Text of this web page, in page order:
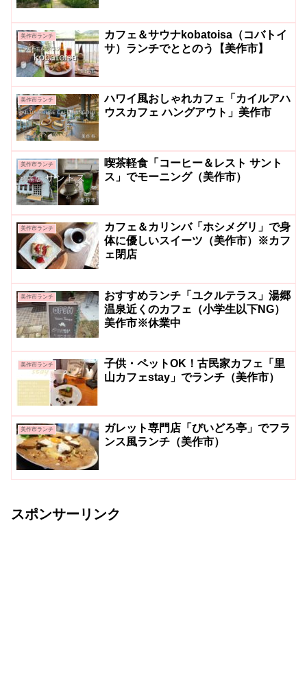
美作市ランチ
カフェ＆サウナkobatoisa（コバトイ
サ）ランチでととのう【美作市】
美作市ランチ
ハワイ風おしゃれカフェ「カイルアハ
ウスカフェ ハングアウト」美作市
美作市ランチ
喫茶軽食「コーヒー＆レスト サント
ス」でモーニング（美作市）
美作市ランチ
カフェ＆カリンバ「ホシメグリ」で身
体に優しいスイーツ（美作市）※カフ
ェ閉店
美作市ランチ
おすすめランチ「ユクルテラス」湯郷
温泉近くのカフェ（小学生以下NG）
美作市※休業中
美作市ランチ
子供・ペットOK！古民家カフェ「里
山カフェstay」でランチ（美作市）
美作市ランチ
ガレット専門店「びいどろ亭」でフラ
ンス風ランチ（美作市）
スポンサーリンク